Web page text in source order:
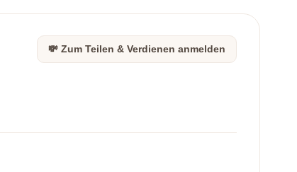
💸 Zum Teilen & Verdienen anmelden